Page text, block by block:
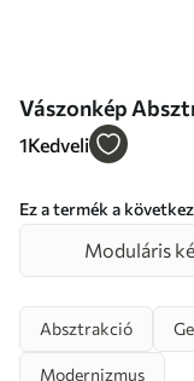
1Kedveli
Ez a termék a
Moduláris
Absztrakció
Modernizmus